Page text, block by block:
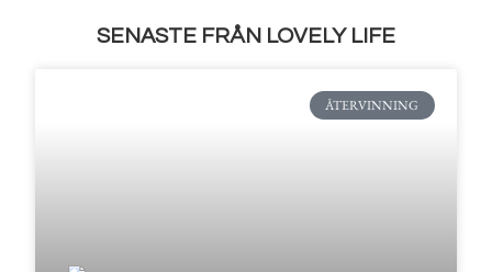
SENASTE FRÅN LOVELY LIFE
ÅTERVINNING